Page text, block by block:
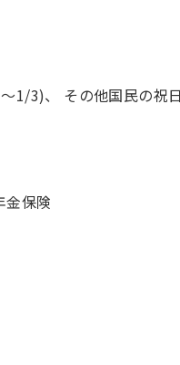
1/3)、 その他国民の祝
金保険